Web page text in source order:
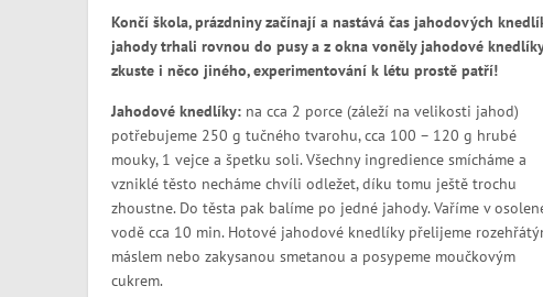
Končí škola, prázdniny začínají a nastává čas jahodových
jahody trhali rovnou do pusy a z okna voněly jahodové
zkuste i něco jiného, experimentování k létu prostě patří!
Jahodové knedlíky: na cca 2 porce (záleží na velikosti jahod)
potřebujeme 250 g tučného tvarohu, cca 100 – 120 g hrubé
mouky, 1 vejce a špetku soli. Všechny ingredience smícháme a
vzniklé těsto necháme chvíli odležet, díku tomu ještě trochu
zhoustne. Do těsta pak balíme po jedné jahody. Vaříme v
vodě cca 10 min. Hotové jahodové knedlíky přelijeme
máslem nebo zakysanou smetanou a posypeme moučkovým
cukrem.